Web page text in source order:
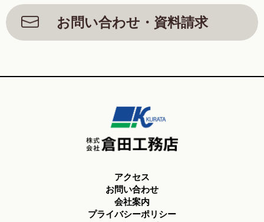
お問い合わせ・資料請求
アクセス
お問い合わせ
会社案内
プライバシーポリシー